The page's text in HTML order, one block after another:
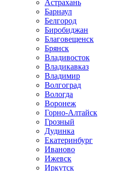
Астрахань
Барнаул
Белгород
Биробиджан
Благовещенск
Брянск
Владивосток
Владикавказ
Владимир
Волгоград
Вологда
Воронеж
Горно-Алтайск
Грозный
Дудинка
Екатеринбург
Иваново
Ижевск
Иркутск